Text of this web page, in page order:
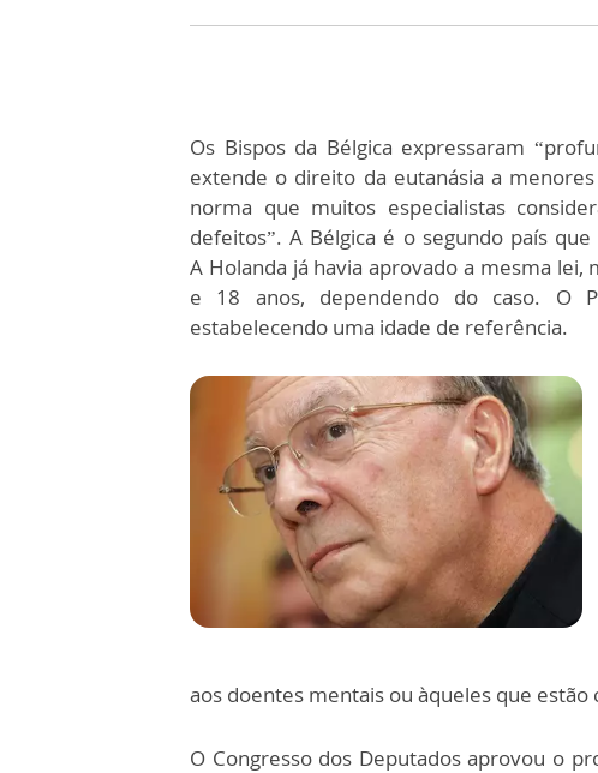
Os Bispos da Bélgica expressaram
extende o direito da eutanásia a
norma que muitos especialistas
defeitos”. A Bélgica é o segundo país
A Holanda já havia aprovado a mesma
e 18 anos, dependendo do caso. O
estabelecendo uma idade de referência.
aos doentes mentais ou àqueles que estão
O Congresso dos Deputados aprovou o